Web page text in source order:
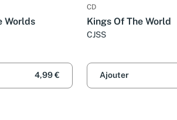
Worlds
4,99 €
CD
Kings Of The World
CJSS
Ajouter